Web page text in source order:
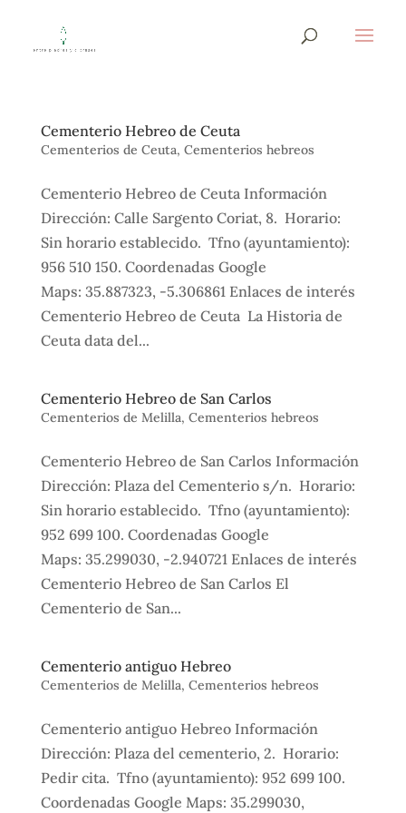
Cementerio Hebreo de Ceuta
Cementerios de Ceuta, Cementerios hebreos
Cementerio Hebreo de Ceuta Información
Dirección: Calle Sargento Coriat, 8. Horario:
Sin horario establecido. Tfno (ayuntamiento):
956 510 150. Coordenadas Google
Maps: 35.887323, -5.306861 Enlaces de interés
Cementerio Hebreo de Ceuta La Historia de
Ceuta data del...
Cementerio Hebreo de San Carlos
Cementerios de Melilla, Cementerios hebreos
Cementerio Hebreo de San Carlos Información
Dirección: Plaza del Cementerio s/n. Horario:
Sin horario establecido. Tfno (ayuntamiento):
952 699 100. Coordenadas Google
Maps: 35.299030, -2.940721 Enlaces de interés
Cementerio Hebreo de San Carlos El
Cementerio de San...
Cementerio antiguo Hebreo
Cementerios de Melilla, Cementerios hebreos
Cementerio antiguo Hebreo Información
Dirección: Plaza del cementerio, 2. Horario:
Pedir cita. Tfno (ayuntamiento): 952 699 100.
Coordenadas Google Maps: 35.299030,